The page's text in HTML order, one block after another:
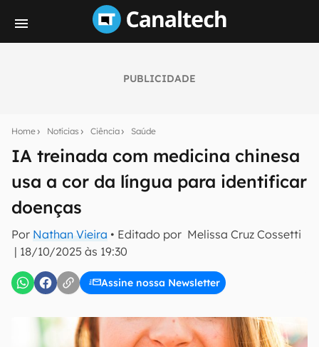
PUBLICIDADE
Home Notícias Ciência Saúde
IA treinada com medicina chinesa
usa a cor da língua para identificar
doenças
Por Nathan Vieira • Editado por Melissa Cruz Cossetti
| 18/10/2025 às 19:30
Assine nossa Newsletter
notícias e reviews sobre tecnologia em primeira
mão.
E-mail
inscreva-se
Confirmo que li, aceito e concordo com os Termos de
Uso e Política de Privacidade do Canaltech.